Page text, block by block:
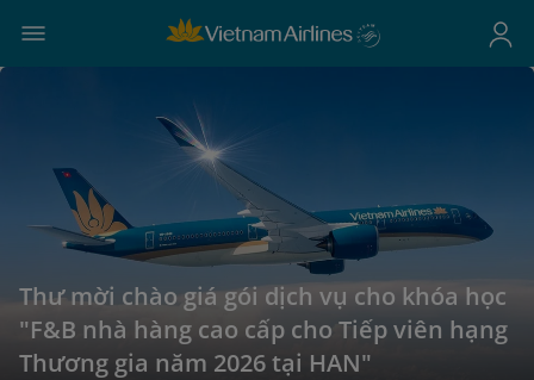
Thư mời chào giá gói dịch vụ cho khóa học
"F&B nhà hàng cao cấp cho Tiếp viên hạng
Thương gia năm 2026 tại HAN"